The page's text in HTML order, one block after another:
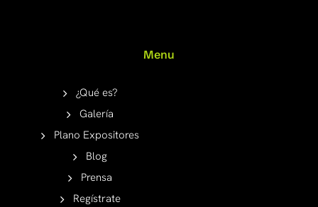
Menu
¿Qué es?
Galería
Plano Expositores
Blog
Prensa
Regístrate